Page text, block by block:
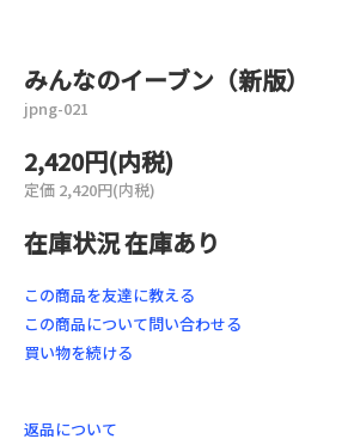
みんなのイーブン（新版）
jpng-021
2,420円(内税)
定価 2,420円(内税)
在庫状況 在庫あり
この商品を友達に教える
この商品について問い合わせる
買い物を続ける
返品について